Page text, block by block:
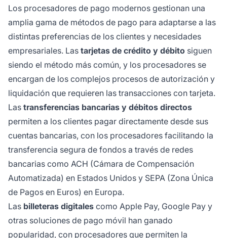
Los procesadores de pago modernos gestionan una
amplia gama de métodos de pago para adaptarse a las
distintas preferencias de los clientes y necesidades
empresariales. Las tarjetas de crédito y débito siguen
siendo el método más común, y los procesadores se
encargan de los complejos procesos de autorización y
liquidación que requieren las transacciones con tarjeta.
Las transferencias bancarias y débitos directos
permiten a los clientes pagar directamente desde sus
cuentas bancarias, con los procesadores facilitando la
transferencia segura de fondos a través de redes
bancarias como ACH (Cámara de Compensación
Automatizada) en Estados Unidos y SEPA (Zona Única
de Pagos en Euros) en Europa.
Las billeteras digitales como Apple Pay, Google Pay y
otras soluciones de pago móvil han ganado
popularidad, con procesadores que permiten la